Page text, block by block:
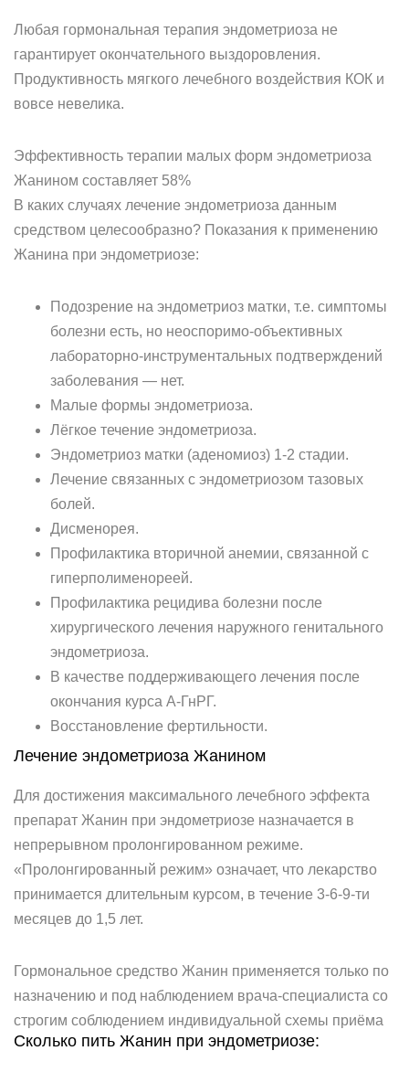
Любая гормональная терапия эндометриоза не
гарантирует окончательного выздоровления.
Продуктивность мягкого лечебного воздействия КОК и
вовсе невелика.
Эффективность терапии малых форм эндометриоза
Жанином составляет 58%
В каких случаях лечение эндометриоза данным
средством целесообразно? Показания к применению
Жанина при эндометриозе:
Подозрение на эндометриоз матки, т.е. симптомы
болезни есть, но неоспоримо-объективных
лабораторно-инструментальных подтверждений
заболевания — нет.
Малые формы эндометриоза.
Лёгкое течение эндометриоза.
Эндометриоз матки (аденомиоз) 1-2 стадии.
Лечение связанных с эндометриозом тазовых
болей.
Дисменорея.
Профилактика вторичной анемии, связанной с
гиперполименореей.
Профилактика рецидива болезни после
хирургического лечения наружного генитального
эндометриоза.
В качестве поддерживающего лечения после
окончания курса А-ГнРГ.
Восстановление фертильности.
Лечение эндометриоза Жанином
Для достижения максимального лечебного эффекта
препарат Жанин при эндометриозе назначается в
непрерывном пролонгированном режиме.
«Пролонгированный режим» означает, что лекарство
принимается длительным курсом, в течение 3-6-9-ти
месяцев до 1,5 лет.
Гормональное средство Жанин применяется только по
назначению и под наблюдением врача-специалиста со
строгим соблюдением индивидуальной схемы приёма
Сколько пить Жанин при эндометриозе: